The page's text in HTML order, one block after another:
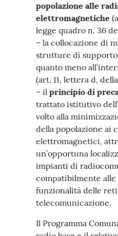
popolazione alle
elettromagnetiche
legge quadro n. 36
– la collocazione di
strutture di
quanto meno
(art. 11, lettera d,
– il principio di
trattato istitutivo
volto alla
della popolazione ai
elettromagnetici,
un’opportuna
impianti di
compatibilmente alle
funzionalità delle
telecomunicazione.
Il Programma